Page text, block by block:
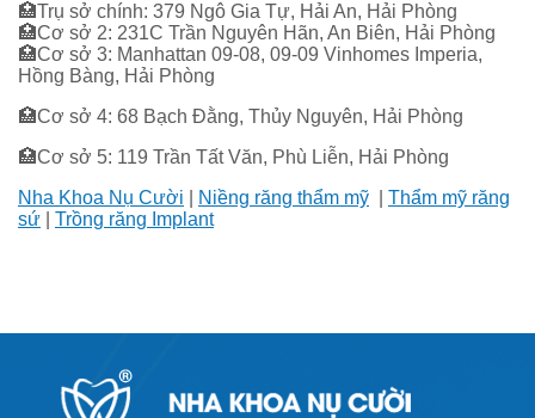
🏥Trụ sở chính: 379 Ngô Gia Tự, Hải An, Hải Phòng
🏥Cơ sở 2: 231C Trần Nguyên Hãn, An Biên, Hải Phòng
🏥Cơ sở 3: Manhattan 09-08, 09-09 Vinhomes Imperia,
Hồng Bàng, Hải Phòng
🏥Cơ sở 4: 68 Bạch Đằng, Thủy Nguyên, Hải Phòng
🏥Cơ sở 5: 119 Trần Tất Văn, Phù Liễn, Hải Phòng
Nha Khoa Nụ Cười
Niềng răng thẩm mỹ
Thẩm mỹ răng
sứ
Trồng răng Implant